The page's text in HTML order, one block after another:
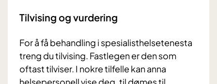
Tilvising og vurdering
For å få behandling i spesialisthelsetenesta
treng du tilvising. Fastlegen er den som
oftast tilviser. I nokre tilfelle kan anna